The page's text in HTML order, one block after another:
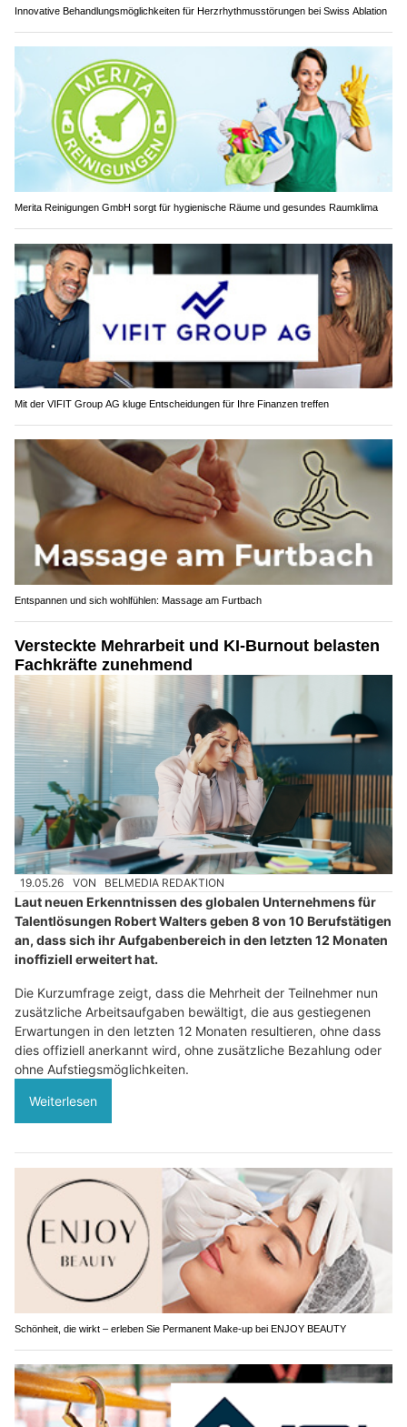
Innovative Behandlungsmöglichkeiten für Herzrhythmusstörungen bei Swiss Ablation
Merita Reinigungen GmbH sorgt für hygienische Räume und gesundes Raumklima
Mit der VIFIT Group AG kluge Entscheidungen für Ihre Finanzen treffen
Entspannen und sich wohlfühlen: Massage am Furtbach
Versteckte Mehrarbeit und KI-Burnout belasten
Fachkräfte zunehmend
19.05.26 VON BELMEDIA REDAKTION
Laut neuen Erkenntnissen des globalen Unternehmens für
Talentlösungen Robert Walters geben 8 von 10 Berufstätigen
an, dass sich ihr Aufgabenbereich in den letzten 12 Monaten
inoffiziell erweitert hat.
Die Kurzumfrage zeigt, dass die Mehrheit der Teilnehmer nun
zusätzliche Arbeitsaufgaben bewältigt, die aus gestiegenen
Erwartungen in den letzten 12 Monaten resultieren, ohne dass
dies offiziell anerkannt wird, ohne zusätzliche Bezahlung oder
ohne Aufstiegsmöglichkeiten.
Weiterlesen
Schönheit, die wirkt – erleben Sie Permanent Make-up bei ENJOY BEAUTY